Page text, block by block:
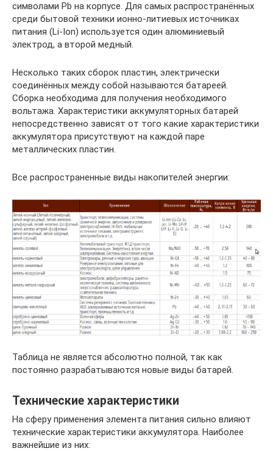
символами Pb на корпусе. Для самых распространённых
среди бытовой техники ионно-литиевых источниках
питания (Li-Ion) используется один алюминиевый
электрод, а второй медный.
Несколько таких сборок пластин, электрически
соединённых между собой называются батареей.
Сборка необходима для получения необходимого
вольтажа. Характеристики аккумуляторных батарей
непосредственно зависят от того какие характеристики
аккумулятора присутствуют на каждой паре
металлических пластин.
Все распространенные виды накопителей энергии:
Таблица не является абсолютно полной, так как
постоянно разрабатываются новые виды батарей.
Технические характеристики
На сферу применения элемента питания сильно влияют
технические характеристики аккумулятора. Наиболее
важнейшие из них: